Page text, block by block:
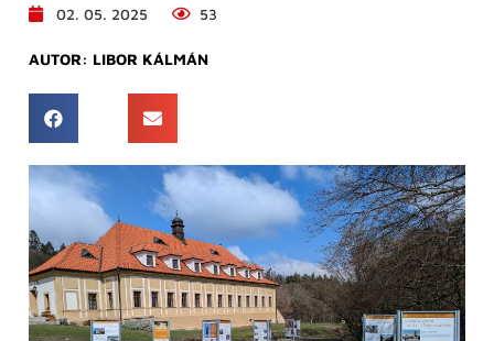
02. 05. 2025 53
AUTOR: LIBOR KÁLMÁN